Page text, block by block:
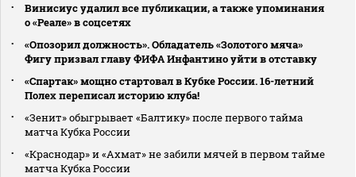
Винисиус удалил все публикации, а также упоминания
о «Реале» в соцсетях
«Опозорил должность». Обладатель «Золотого мяча»
Фигу призвал главу ФИФА Инфантино уйти в отставку
«Спартак» мощно стартовал в Кубке России. 16-летний
Полех переписал историю клуба!
«Зенит» обыгрывает «Балтику» после первого тайма
матча Кубка России
«Краснодар» и «Ахмат» не забили мячей в первом тайме
матча Кубка России